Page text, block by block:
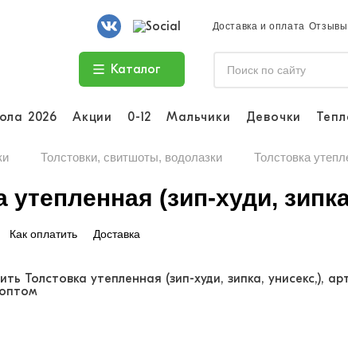
Доставка и оплата Отзывы
Каталог
2026 Акции 0-12 Мальчики Девочки
Толстовки, свитшоты, водолазки Толстовка
утепленная (зип-худи,
Как оплатить Доставка